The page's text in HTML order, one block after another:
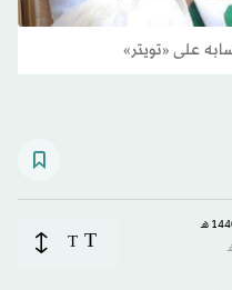
على «تويتر»
T
T